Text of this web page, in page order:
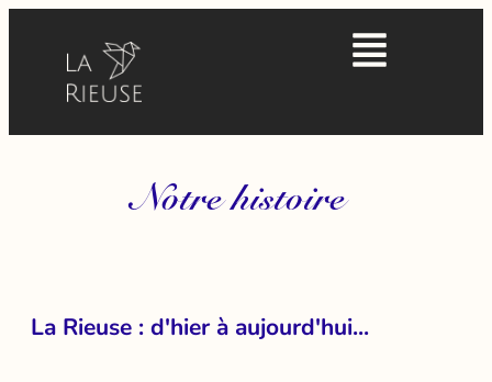
Notre histoire
La Rieuse : d'hier à aujourd'hui...